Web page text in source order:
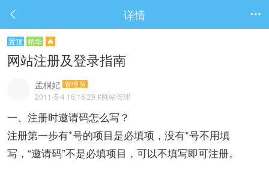
 详情 
置顶 精华 
网站注册及登录指南
孟桐妃 管理员
2011-5-4 16:16:29 #网站管理
一、注册时邀请码怎么写？
注册第一步有*号的项目是必填项，没有*号不用填
写，“邀请码”不是必填项目，可以不填写即可注册。